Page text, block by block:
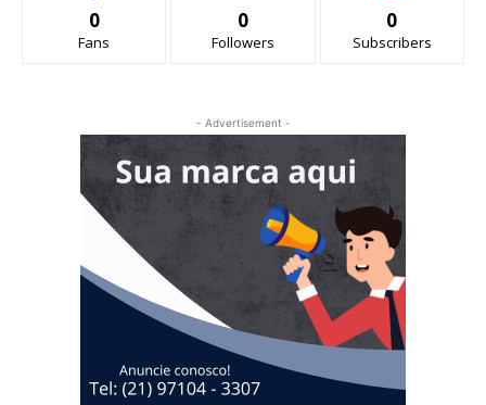
0
Fans
0
Followers
0
Subscribers
- Advertisement -